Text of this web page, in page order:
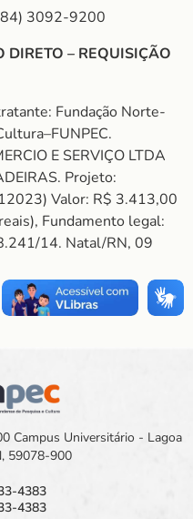
3092-9200
DIRETO – REQUISIÇÃO
Fundação Norte-
E SERVIÇO LTDA
Projeto:
Valor: R$ 3.413,00
Fundamento legal:
14. Natal/RN, 09
Campus Universitário - Lagoa
59078-900
4383
4383